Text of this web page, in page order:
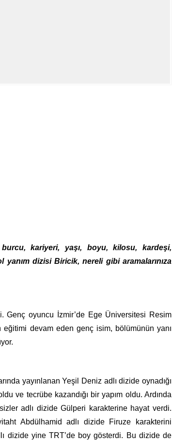
kariyeri, yaşı, boyu, kilosu, kardeşi,
dizisi Biricik, nereli gibi aramalarınıza
Genç oyuncu İzmir’de Ege Üniversitesi Resim
devam eden genç isim, bölümünün yanı
yayınlanan Yeşil Deniz adlı dizide oynadığı
ve tecrübe kazandığı bir yapım oldu. Ardında
adlı dizide Gülperi karakterine hayat verdi.
Abdülhamid adlı dizide Firuze karakterini
dizide yine TRT’de boy gösterdi. Bu dizide de